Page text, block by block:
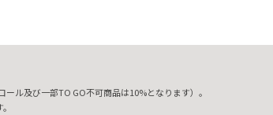
ル及び一部TO GO不可商品は10%となります）。